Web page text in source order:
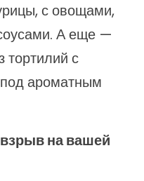
с овощами,
А еще —
тортилий с
ароматным
на вашей